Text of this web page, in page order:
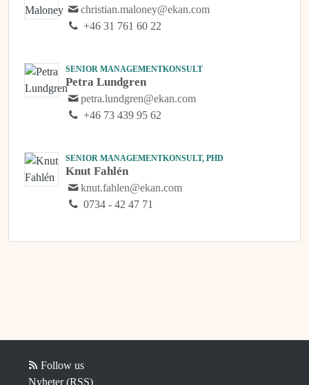
christian.maloney@ekan.com
+46 31 761 60 22
SENIOR MANAGEMENTKONSULT
Petra Lundgren
petra.lundgren@ekan.com
+46 73 439 95 62
SENIOR MANAGEMENTKONSULT, PHD
Knut Fahlén
knut.fahlen@ekan.com
0734 - 42 47 71
Follow us
Nyheter (RSS)